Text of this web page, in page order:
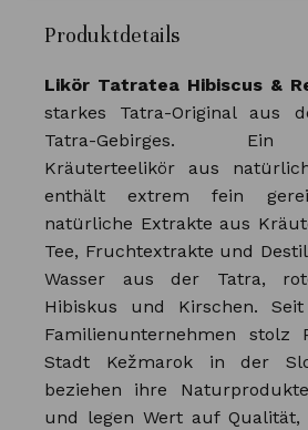
Produktdetails
Likör Tatratea Hibiscus &
starkes Tatra-Original aus
Tatra-Gebirges. Ein
Kräuterteelikör aus
enthält extrem fein
natürliche Extrakte aus
Tee, Fruchtextrakte und
Wasser aus der Tatra,
Hibiskus und Kirschen.
Familienunternehmen
Stadt Kežmarok in der
beziehen ihre
und legen Wert auf Qualität,